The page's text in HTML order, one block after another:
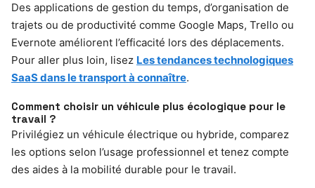
Des applications de gestion du temps, d’organisation de
trajets ou de productivité comme Google Maps, Trello ou
Evernote améliorent l’efficacité lors des déplacements.
Pour aller plus loin, lisez Les tendances technologiques
SaaS dans le transport à connaître.
Comment choisir un véhicule plus écologique pour le
travail ?
Privilégiez un véhicule électrique ou hybride, comparez
les options selon l’usage professionnel et tenez compte
des aides à la mobilité durable pour le travail.